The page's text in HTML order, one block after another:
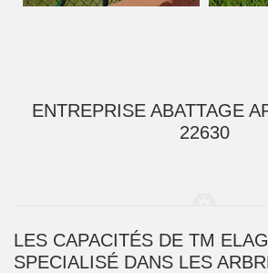
ENTREPRISE ABATTAGE
22630
LES CAPACITÉS DE TM
SPECIALISÉ DANS LES